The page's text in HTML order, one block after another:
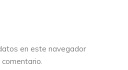
en este navegador